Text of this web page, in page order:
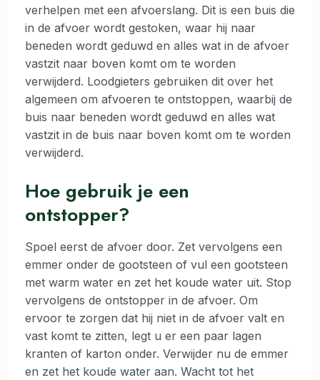
verhelpen met een afvoerslang. Dit is een buis die
in de afvoer wordt gestoken, waar hij naar
beneden wordt geduwd en alles wat in de afvoer
vastzit naar boven komt om te worden
verwijderd. Loodgieters gebruiken dit over het
algemeen om afvoeren te ontstoppen, waarbij de
buis naar beneden wordt geduwd en alles wat
vastzit in de buis naar boven komt om te worden
verwijderd.
Hoe gebruik je een
ontstopper?
Spoel eerst de afvoer door. Zet vervolgens een
emmer onder de gootsteen of vul een gootsteen
met warm water en zet het koude water uit. Stop
vervolgens de ontstopper in de afvoer. Om
ervoor te zorgen dat hij niet in de afvoer valt en
vast komt te zitten, legt u er een paar lagen
kranten of karton onder. Verwijder nu de emmer
en zet het koude water aan. Wacht tot het